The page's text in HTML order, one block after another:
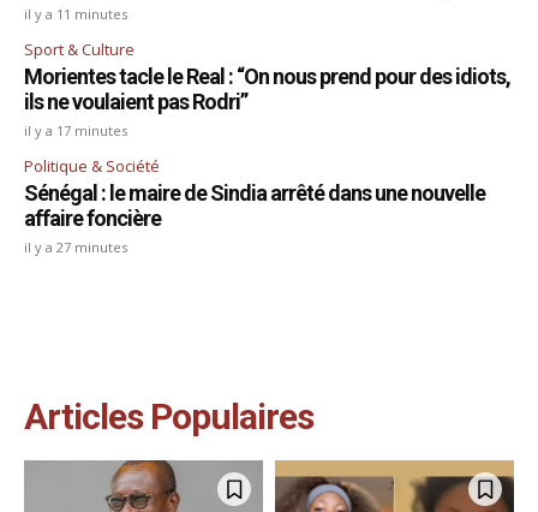
il y a 11 minutes
Sport & Culture
Morientes tacle le Real : “On nous prend pour des idiots,
ils ne voulaient pas Rodri”
il y a 17 minutes
Politique & Société
Sénégal : le maire de Sindia arrêté dans une nouvelle
affaire foncière
il y a 27 minutes
Articles Populaires